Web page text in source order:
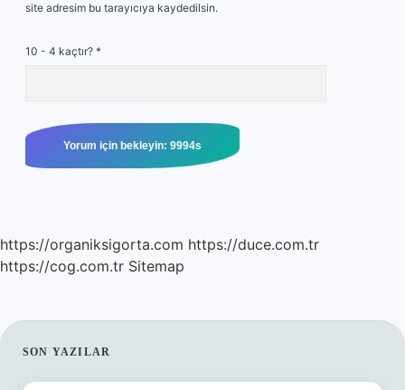
site adresim bu tarayıcıya kaydedilsin.
10 - 4 kaçtır? *
https://organiksigorta.com https://duce.com.tr
https://cog.com.tr Sitemap
SIDEBAR
SON YAZILAR